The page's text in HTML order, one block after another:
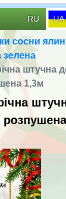
RU UA
сосни
зелена
штучна
1,3м